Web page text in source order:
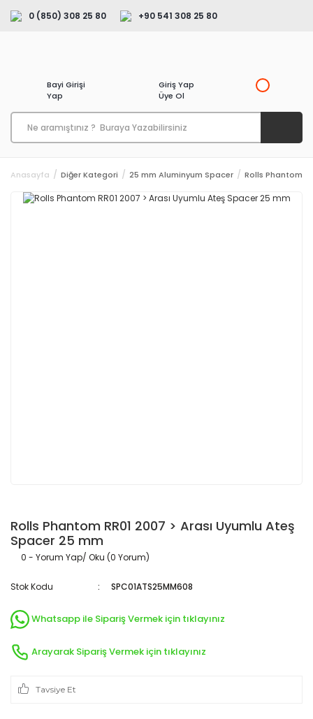
0 (850) 308 25 80 +90 541 308 25 80
Bayi Girişi
Yap
Giriş Yap
Üye Ol
Anasayfa Diğer Kategori 25 mm Aluminyum Spacer Rolls Phantom
Rolls Phantom RR01 2007 > Arası Uyumlu Ateş
Spacer 25 mm
0 - Yorum Yap/ Oku (0 Yorum)
Stok Kodu SPC01ATS25MM608
Whatsapp ile Sipariş Vermek için tıklayınız
Arayarak Sipariş Vermek için tıklayınız
Tavsiye Et